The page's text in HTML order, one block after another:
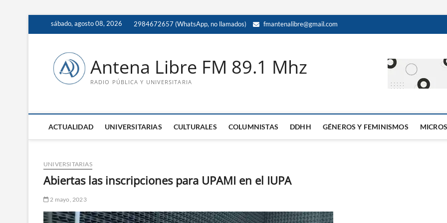
sábado, agosto 08, 2026 2984672657 (WhatsApp, no llamados) fmantenalibre@gmail.com
Antena Libre FM 89.1 Mhz
RADIO PÚBLICA Y UNIVERSITARIA
ACTUALIDAD UNIVERSITARIAS CULTURALES COLUMNISTAS DDHH GÉNEROS Y FEMINISMOS MICROS
UNIVERSITARIAS
Abiertas las inscripciones para UPAMI en el IUPA
2 mayo, 2023